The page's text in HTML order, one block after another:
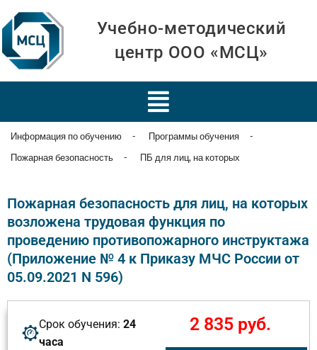
Учебно-методический
центр ООО «МСЦ»
Информация по обучению - Программы обучения
-
Пожарная безопасность
- ПБ для лиц, на которых
Пожарная безопасность для лиц, на которых
возложена трудовая функция по
проведению противопожарного инструктажа
(Приложение № 4 к Приказу МЧС России от
05.09.2021 N 596)
Срок обучения: 24
часа
2 835 руб.